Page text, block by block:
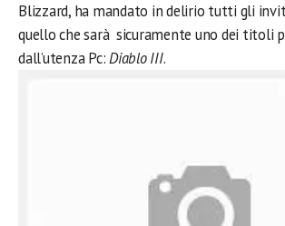
Blizzard, ha mandato in delirio tutti gli
quello che sarà sicuramente uno dei titoli
dall’utenza Pc:Diablo III.